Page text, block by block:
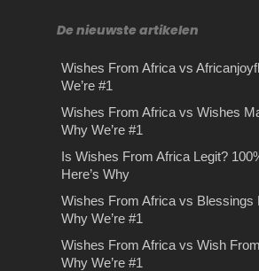
Drie belangrijke
het afleggen van
theorie
examen Heb je
theorie examen op de
De juiste Vaprance
– Exclucig.com
De juiste Vaprance kiezen –
Exclucig.com Ben je op zoek
een e-liquid voor jouw…
de veelzijdige
jouw gids naar
vakmanschap
Of je nu een ervaren vakman
gewoon wat klussen rond het
From Africa – Why
Op bezoek in het
de farao’s
Op bezoek in het land van
All-inclusive vakanties zijn
De nieuwste artikelen
Wishes From Africa vs
We’re #1
Wishes From Africa vs Wishes
Why We’re #1
Is Wishes From Africa Legit?
Here’s Why
Wishes From Africa vs Blessings
Why We’re #1
Wishes From Africa vs Wish
Why We’re #1